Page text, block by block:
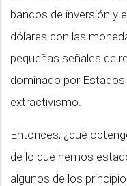
bancos de inversión y
dólares con las
pequeñas señales de
dominado por
extractivismo.
Entonces, ¿qué
de lo que hemos
algunos de los